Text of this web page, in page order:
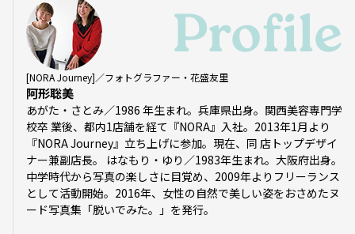
Profile
[NORA Journey]／フォトグラファー・花盛友里
阿形聡美
あがた・さとみ／1986 年生まれ。兵庫県出身。関西美容専門学
校卒 業後、都内1店舗を経て『NORA』入社。2013年1月より
『NORA Journey』立ち上げに参加。現在、同 店トップデザイ
ナー兼副店長。 はなもり・ゆり／1983年生まれ。大阪府出身。
中学時代から写真の楽しさに目覚め、2009年よりフリーランス
として活動開始。2016年、女性の自然で美しい姿をおさめたヌ
ード写真集「脱いでみた。」を発行。